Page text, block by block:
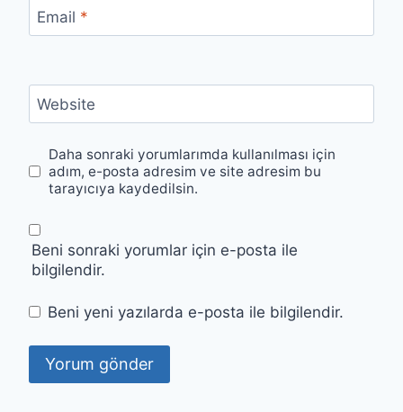
Email *
Website
Daha sonraki yorumlarımda kullanılması için
adım, e-posta adresim ve site adresim bu
tarayıcıya kaydedilsin.
Beni sonraki yorumlar için e-posta ile
bilgilendir.
Beni yeni yazılarda e-posta ile bilgilendir.